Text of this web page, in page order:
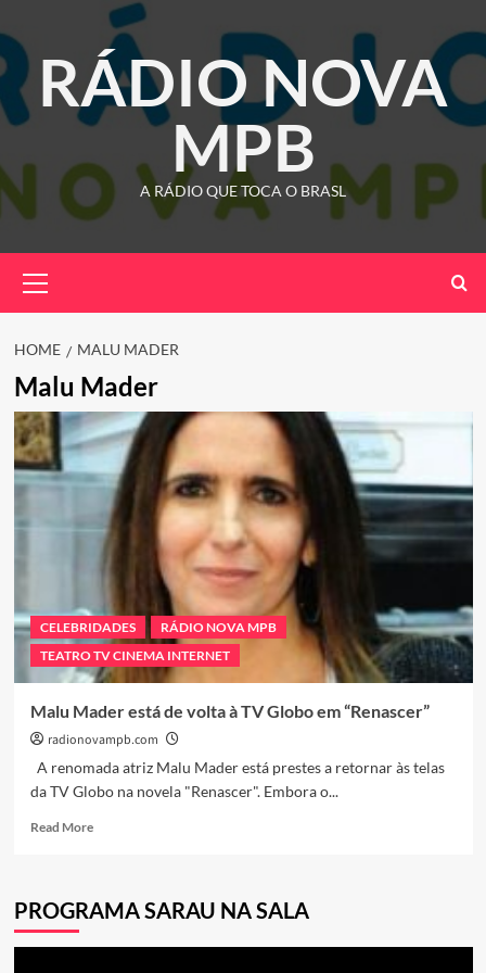
to
contentRÁDIO NOVA
MPB
A RÁDIO QUE TOCA O BRASL
Menu
HOME MALU MADER
Malu Mader
CELEBRIDADES
RÁDIO NOVA MPB
TEATRO TV CINEMA INTERNET
Malu Mader está de volta à TV Globo em “Renascer”
radionovampb.com
A renomada atriz Malu Mader está prestes a retornar às telas
da TV Globo na novela "Renascer". Embora o...
Read MoreRead
Mader
de
PROGRAMA SARAU NA SALA